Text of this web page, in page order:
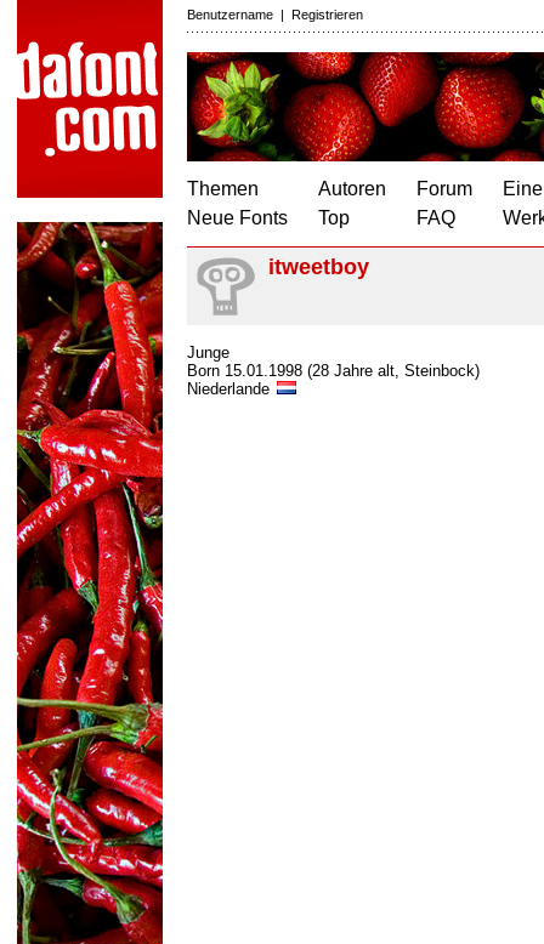
Benutzername | Registrieren
Themen
Neue Fonts
Autoren
Top
Forum
FAQ
itweetboy
Junge
Born 15.01.1998 (28 Jahre alt, Steinbock)
Niederlande